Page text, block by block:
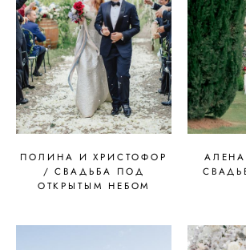
ПОЛИНА И ХРИСТОФОР
/ СВАДЬБА ПОД
ОТКРЫТЫМ НЕБОМ